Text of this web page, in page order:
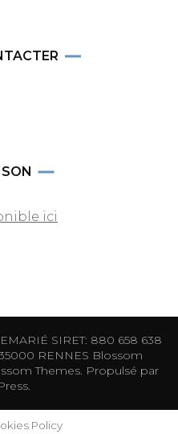
ici
SIRET: 880 658 638
RENNES Blossom
Themes. Propulsé par
.
Policy